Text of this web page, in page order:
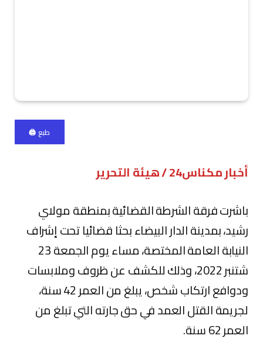
طبع 🖨
أخبار مكناس24 / هيئة التحرير
باشرت فرقة الشرطة القضائية بمنطقة مولاي
رشيد، بمدينة الدار البيضاء بحثا قضائيا تحت إشراف
النيابة العامة المختصة، مساء يوم الجمعة 23
شتنبر 2022، وذلك للكشف عن ظروف وملابسات
ودوافع ارتكاب شخص، يبلغ من العمر 42 سنة،
لجريمة القتل العمد في حق جارته التي تبلغ من
العمر 62 سنة.